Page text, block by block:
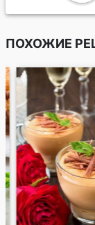
ПОХОЖИЕ